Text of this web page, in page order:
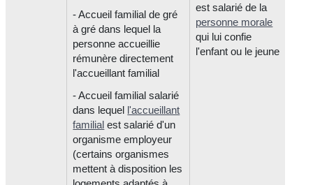
- Accueil familial de gré
à gré dans lequel la
personne accueillie
rémunère directement
l'accueillant familial
- Accueil familial salarié
dans lequel l'accueillant
familial est salarié d'un
organisme employeur
(certains organismes
mettent à disposition les
est salarié de la
personne morale
qui lui confie
l'enfant ou le jeune